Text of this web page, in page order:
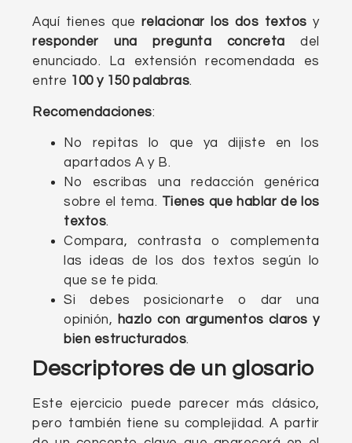
Aquí tienes que relacionar los dos textos y
responder una pregunta concreta del
enunciado. La extensión recomendada es
entre 100 y 150 palabras.
Recomendaciones:
No repitas lo que ya dijiste en los
apartados A y B.
No escribas una redacción genérica
sobre el tema. Tienes que hablar de los
textos.
Compara, contrasta o complementa
las ideas de los dos textos según lo
que se te pida.
Si debes posicionarte o dar una
opinión, hazlo con argumentos claros y
bien estructurados.
Descriptores de un glosario
Este ejercicio puede parecer más clásico,
pero también tiene su complejidad. A partir